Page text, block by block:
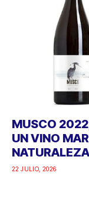
MUSCO
UN VINO
NATURALEZA
22 JULIO, 2026